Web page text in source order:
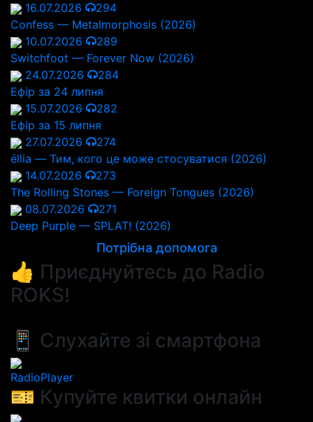
16.07.2026
294
Confess — Metalmorphosis (2026)
10.07.2026
289
Switchfoot — Forever Now (2026)
24.07.2026
284
Ефір за 24 липня
15.07.2026
282
Ефір за 15 липня
27.07.2026
274
éllia — Тим, кого це може стосуватися (2026)
14.07.2026
273
The Rolling Stones — Foreign Tongues (2026)
08.07.2026
271
Deep Purple — SPLAT! (2026)
Потрібна допомога
👍 Приєднуйтесь до Radio
ROKS!
📱 Слухайте зі смартфона
RadioPlayer
🎫 Купуйте квитки онлайн